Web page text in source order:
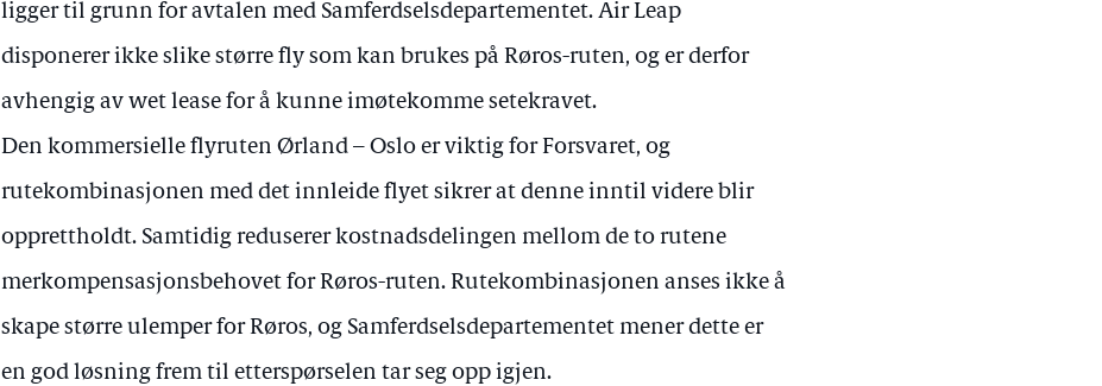
ligger til grunn for avtalen med Samferdselsdepartementet. Air Leap
disponerer ikke slike større fly som kan brukes på Røros-ruten, og er derfor
avhengig av wet lease for å kunne imøtekomme setekravet.
Den kommersielle flyruten Ørland – Oslo er viktig for Forsvaret, og
rutekombinasjonen med det innleide flyet sikrer at denne inntil videre blir
opprettholdt. Samtidig reduserer kostnadsdelingen mellom de to rutene
merkompensasjonsbehovet for Røros-ruten. Rutekombinasjonen anses ikke å
skape større ulemper for Røros, og Samferdselsdepartementet mener dette er
en god løsning frem til etterspørselen tar seg opp igjen.